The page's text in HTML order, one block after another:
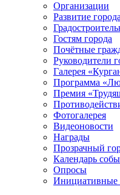
Организации
Развитие города
Гостям города
Почётные
Руководители
Галерея
Программа
Премия
Фотогалерея
Видеоновости
Награды
Прозрачный
Календарь
Опросы
Инициативные